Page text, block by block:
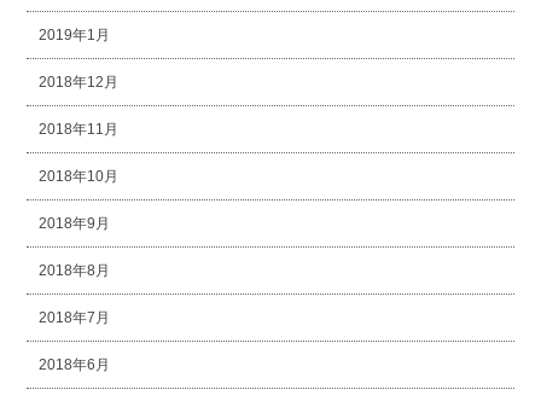
2019年1月
2018年12月
2018年11月
2018年10月
2018年9月
2018年8月
2018年7月
2018年6月